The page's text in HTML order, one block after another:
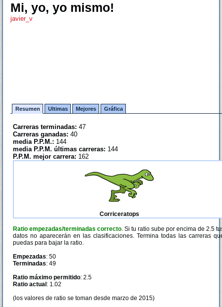
Mi, yo, yo mismo!
javier_v
Resumen Ultimas Mejores Gráfica
Carreras terminadas: 47
Carreras ganadas: 40
media P.P.M.: 144
media P.P.M. últimas carreras: 144
P.P.M. mejor carrera: 162
Corriceratops
Ratio empezadas/terminadas correcto. Si tu ratio sube por encima de 2.5
datos no aparecerán en las clasificaciones. Termina todas las carreras
puedas para bajar la ratio.
Empezadas: 50
Terminadas: 49
Ratio máximo permitido: 2.5
Ratio actual : 1.02
(los valores de ratio se toman desde marzo de 2015)